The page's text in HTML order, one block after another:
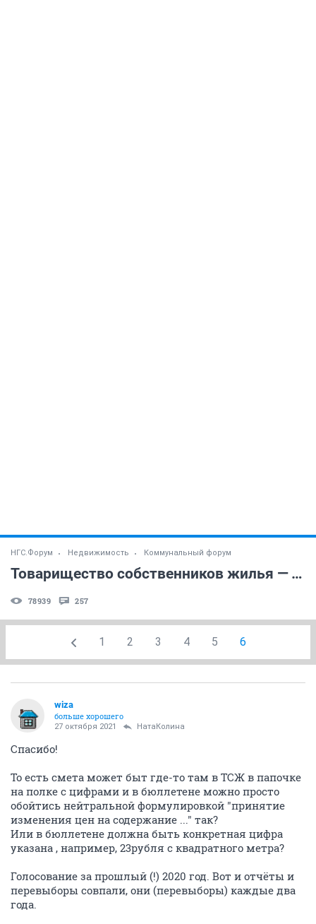
НГС.Форум Недвижимость Коммунальный форум
Товарищество собственников жилья — ТСЖ (часть 2)
78939 257
1 2 3 4 5 6
wiza
больше хорошего
27 октября 2021 НатаКолина
Спасибо!
То есть смета может быт где-то там в ТСЖ в папочке
на полке с цифрами и в бюллетене можно просто
обойтись нейтральной формулировкой "принятие
изменения цен на содержание ..." так?
Или в бюллетене должна быть конкретная цифра
указана , например, 23рубля с квадратного метра?
Голосование за прошлый (!) 2020 год. Вот и отчёты и
перевыборы совпали, они (перевыборы) каждые два
года.